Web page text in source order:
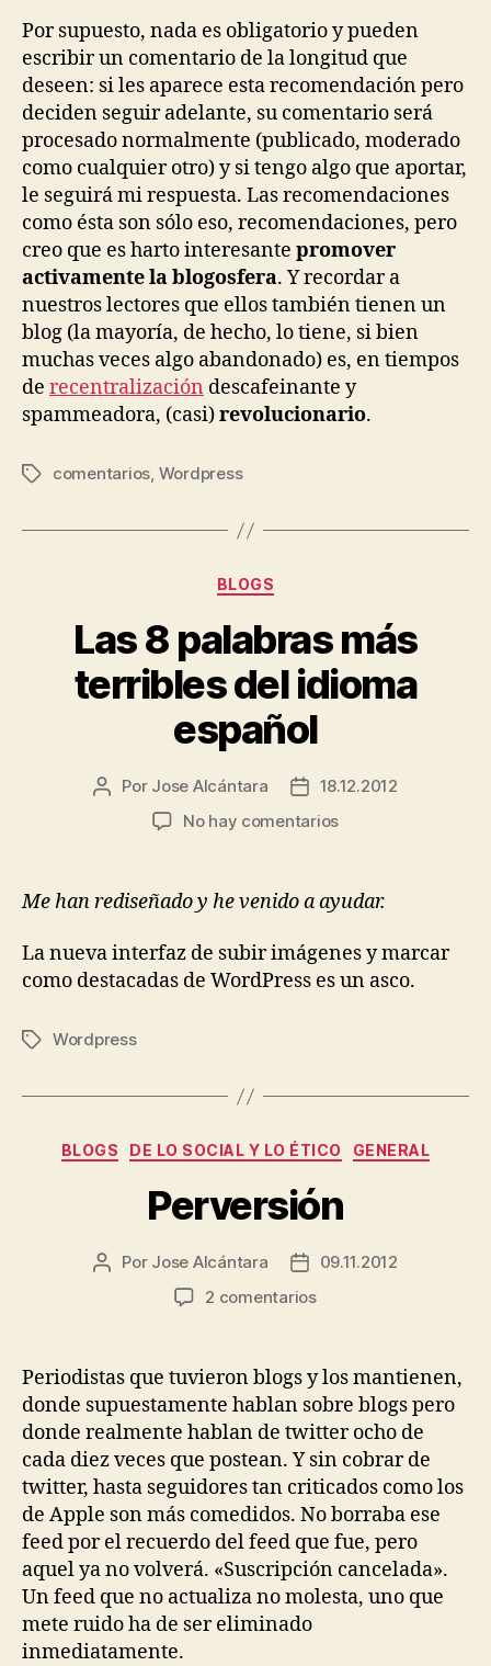
Por supuesto, nada es obligatorio y pueden
escribir un comentario de la longitud que
deseen: si les aparece esta recomendación pero
deciden seguir adelante, su comentario será
procesado normalmente (publicado, moderado
como cualquier otro) y si tengo algo que aportar,
le seguirá mi respuesta. Las recomendaciones
como ésta son sólo eso, recomendaciones, pero
creo que es harto interesante promover
activamente la blogosfera. Y recordar a
nuestros lectores que ellos también tienen un
blog (la mayoría, de hecho, lo tiene, si bien
muchas veces algo abandonado) es, en tiempos
de recentralización descafeinante y
spammeadora, (casi)revolucionario.
Etiquetas
comentarios, Wordpress
Categorías
BLOGS
Las 8 palabras más
terribles del idioma
español
Autor
Por Jose Alcántara
Fecha
de
18.12.2012
No hay comentariosen
palabras
del
idioma
Me han rediseñado y he venido a ayudar.
La nueva interfaz de subir imágenes y marcar
como destacadas de WordPress es un asco.
Etiquetas
Wordpress
Categorías
BLOGS DE LO SOCIAL Y LO ÉTICO GENERAL
Perversión
Autor
Por Jose Alcántara
Fecha09.11.2012
2 comentariosen
Periodistas que tuvieron blogs y los mantienen,
donde supuestamente hablan sobre blogs pero
donde realmente hablan de twitter ocho de
cada diez veces que postean. Y sin cobrar de
twitter, hasta seguidores tan criticados como los
de Apple son más comedidos. No borraba ese
feed por el recuerdo del feed que fue, pero
aquel ya no volverá. «Suscripción cancelada».
Un feed que no actualiza no molesta, uno que
mete ruido ha de ser eliminado
inmediatamente.